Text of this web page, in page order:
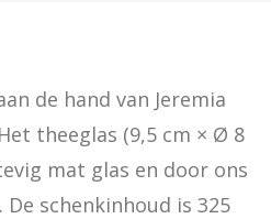
de hand van Jeremia
theeglas (9,5 cm × Ø 8
mat glas en door ons
schenkinhoud is 325